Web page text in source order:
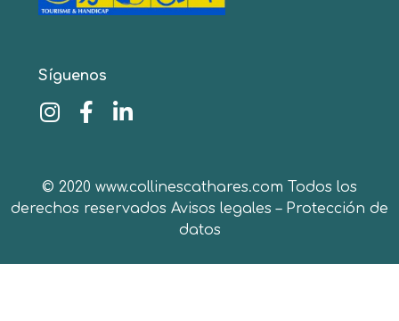
Síguenos
© 2020 www.collinescathares.com Todos los
derechos reservados Avisos legales – Protección de
datos